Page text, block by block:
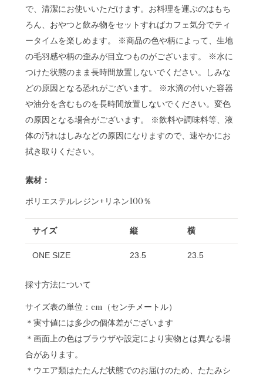
で、清潔にお使いいただけます。お料理を運ぶのはもち
ろん、おやつと飲み物をセットすればカフェ気分でティ
ータイムを楽しめます。 ※商品の色や柄によって、生地
の毛羽感や柄の歪みが目立つものがございます。 ※水に
つけた状態のまま長時間放置しないでください。しみな
どの原因となる恐れがございます。 ※水滴の付いた容器
や油分を含むものを長時間放置しないでください。変色
の原因となる場合がございます。 ※飲料や調味料等、液
体の汚れはしみなどの原因になりますので、速やかにお
拭き取りください。
素材：
ポリエステルレジン+リネン100％
サイズ 縦 横
ONE SIZE 23.5 23.5
採寸方法について
サイズ表の単位：cm（センチメートル）
＊実寸値には多少の個体差がございます
＊画面上の色はブラウザや設定により実物とは異なる場
合があります。
＊ウエア類はたたんだ状態でのお届けのため、たたみシ